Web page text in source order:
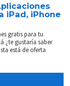
iPad, iPhone
gratis para tu
¿te gustaría saber
está de oferta